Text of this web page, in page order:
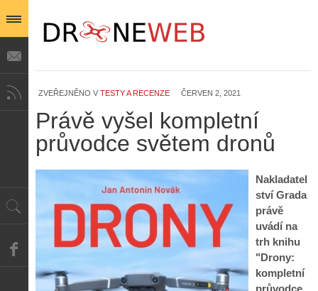
ZVEŘEJNĚNO V TESTY A RECENZE ČERVEN 2, 2021
Právě vyšel kompletní
průvodce světem dronů
Nakladatel
ství Grada
právě
uvádí na
trh knihu
"Drony:
kompletní
průvodce